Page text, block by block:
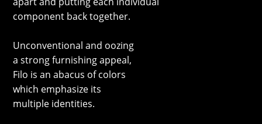
component back together.
Unconventional and oozing
a strong furnishing appeal,
Filo is an abacus of colors
which emphasize its
multiple identities.